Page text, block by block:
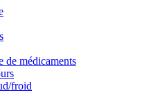
de médicaments
froid